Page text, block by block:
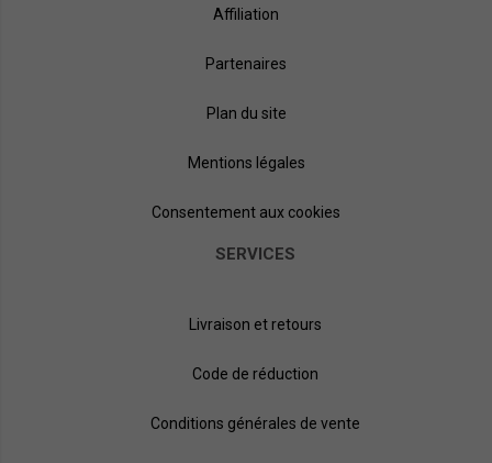
Affiliation
Partenaires
Plan du site
Mentions légales
Consentement aux cookies
SERVICES
Livraison et retours
Code de réduction
Conditions générales de vente